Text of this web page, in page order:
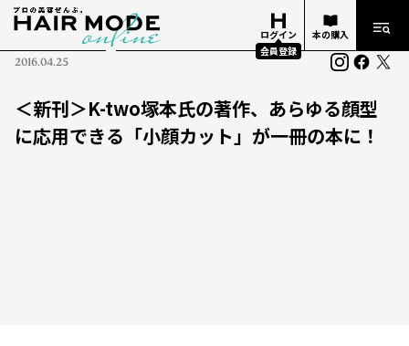
ログイン
会員登録
本の購入
2016.04.25
＜新刊＞K-two塚本氏の著作、あらゆる顔型
に応用できる「小顔カット」が一冊の本に！